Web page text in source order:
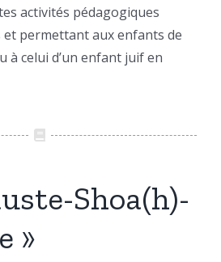
activités pédagogiques
permettant aux enfants de
à celui d’un enfant juif en
Shoa(h)-
»